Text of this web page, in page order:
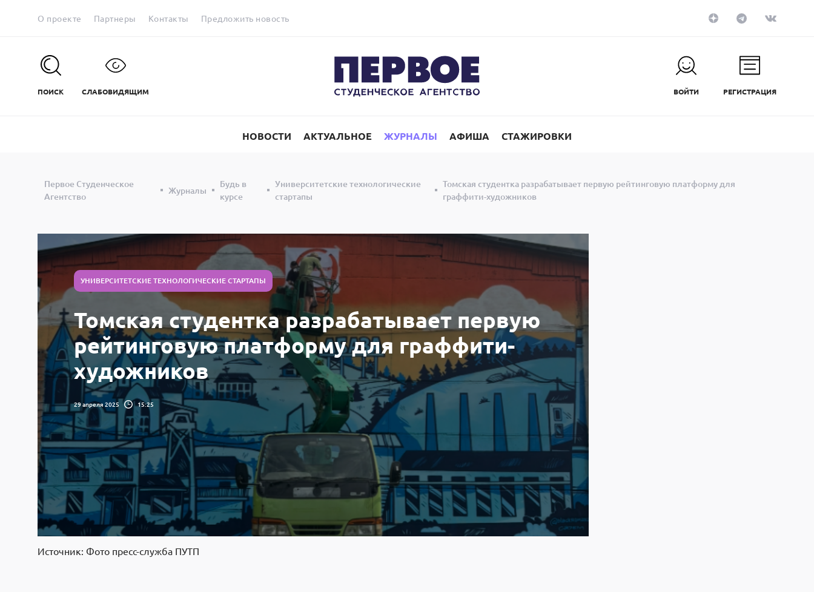
О проекте Партнеры Контакты Предложить новость
ПОИСК СЛАБОВИДЯЩИМ ВОЙТИ РЕГИСТРАЦИЯ
НОВОСТИ АКТУАЛЬНОЕ ЖУРНАЛЫ АФИША СТАЖИРОВКИ
Первое Студенческое
Агентство
Журналы
Будь в
курсе
Университетские технологические
стартапы
Томская студентка разрабатывает первую рейтинговую платформу для
граффити-художников
УНИВЕРСИТЕТСКИЕ ТЕХНОЛОГИЧЕСКИЕ СТАРТАПЫ
Томская студентка разрабатывает первую
рейтинговую платформу для граффити-
художников
29 апреля 2025 15:25
Источник: Фото пресс-служба ПУТП